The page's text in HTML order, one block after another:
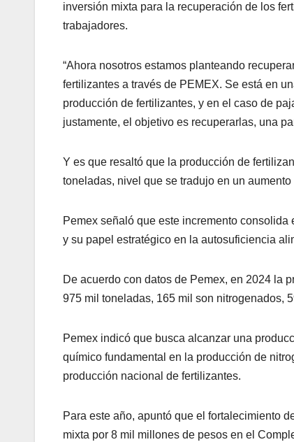
inversión mixta para la recuperación de los
trabajadores.
“Ahora nosotros estamos planteando
fertilizantes a través de PEMEX. Se está en
producción de fertilizantes, y en el caso de
justamente, el objetivo es recuperarlas, una
Y es que resaltó que la producción de
toneladas, nivel que se tradujo en un
Pemex señaló que este incremento
y su papel estratégico en la autosuficiencia
De acuerdo con datos de Pemex, en 2024 la
975 mil toneladas, 165 mil son nitrogenados,
Pemex indicó que busca alcanzar una
químico fundamental en la producción de
producción nacional de fertilizantes.
Para este año, apuntó que el fortalecimiento
mixta por 8 mil millones de pesos en el